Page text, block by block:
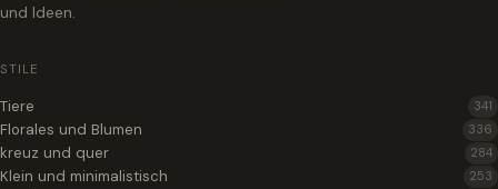
und Ideen.
STILE
Tiere 341
Florales und Blumen 336
kreuz und quer 284
Klein und minimalistisch 253